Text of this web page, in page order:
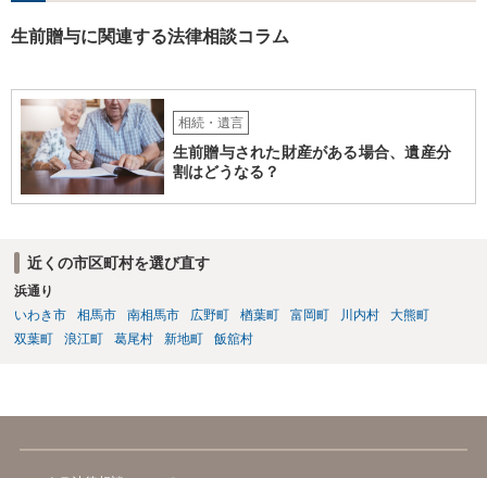
生前贈与に関連する法律相談コラム
相続・遺言
生前贈与された財産がある場合、遺産分
割はどうなる？
近くの市区町村を選び直す
浜通り
いわき市
相馬市 南相馬市 広野町 楢葉町 富岡町 川内村
大熊町
双葉町
浪江町 葛尾村 新地町 飯舘村